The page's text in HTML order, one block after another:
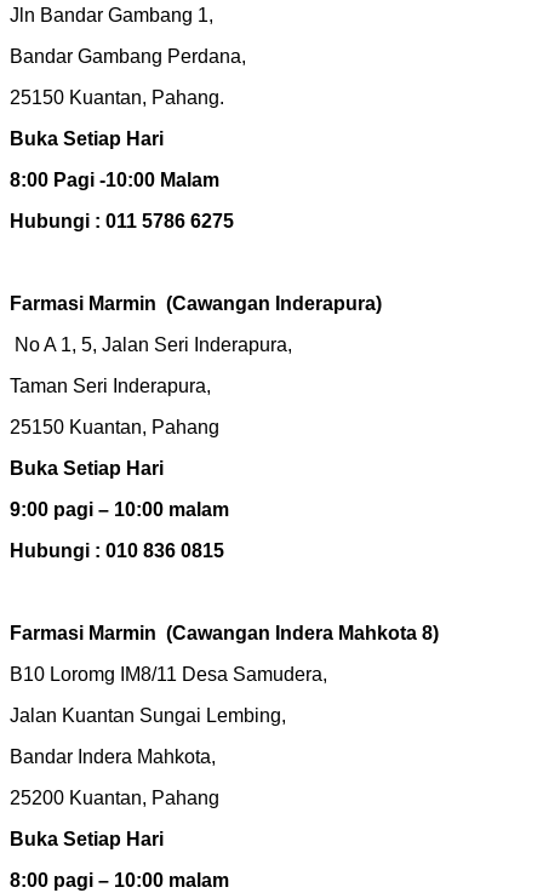
Jln Bandar Gambang 1,
Bandar Gambang Perdana,
25150 Kuantan, Pahang.
Buka Setiap Hari
8:00 Pagi -10:00 Malam
Hubungi : 011 5786 6275
Farmasi Marmin (Cawangan Inderapura)
No A 1, 5, Jalan Seri Inderapura,
Taman Seri Inderapura,
25150 Kuantan, Pahang
Buka Setiap Hari
9:00 pagi – 10:00 malam
Hubungi : 010 836 0815
Farmasi Marmin (Cawangan Indera Mahkota 8)
B10 Loromg IM8/11 Desa Samudera,
Jalan Kuantan Sungai Lembing,
Bandar Indera Mahkota,
25200 Kuantan, Pahang
Buka Setiap Hari
8:00 pagi – 10:00 malam